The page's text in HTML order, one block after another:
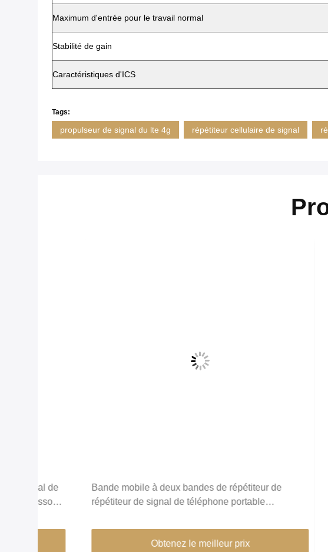
Maximum d'entrée pour le travail normal
Stabilité de gain
Caractéristiques d'ICS
Tags:
propulseur de signal du lte 4g répétiteur cellulaire de signal
Bande mobile à deux bandes de répétiteur de
répétiteur de signal de téléphone portable
Obtenez le meilleur prix